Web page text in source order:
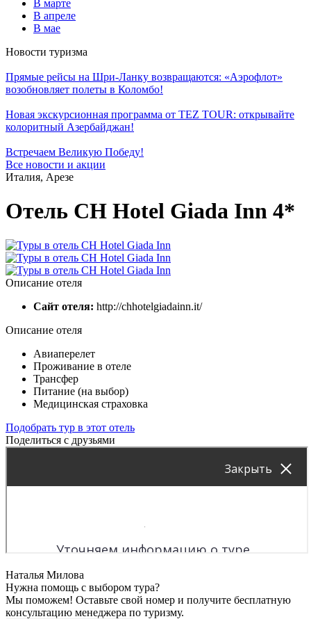
В марте
В апреле
В мае
Новости туризма
Прямые рейсы на Шри-Ланку возвращаются: «Аэрофлот»
возобновляет полеты в Коломбо!
Новая экскурсионная программа от TEZ TOUR: открывайте
колоритный Азербайджан!
Встречаем Великую Победу!
Все новости и акции
Италия, Арезе
Отель CH Hotel Giada Inn 4*
Описание отеля
Сайт отеля: http://chhotelgiadainn.it/
Описание отеля
Авиаперелет
Проживание в отеле
Трансфер
Питание (на выбор)
Медицинская страховка
Подобрать тур в этот отель
Поделиться с друзьями
Наталья Милова
Нужна помощь с выбором тура?
Мы поможем! Оставьте свой номер и получите бесплатную
консультацию менеджера по туризму.